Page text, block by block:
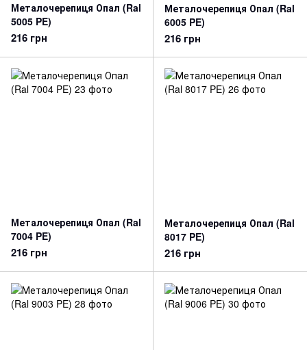
Металочерепиця Опал (Ral
5005 PE)
216 грн
Металочерепиця Опал (Ral
6005 PE)
216 грн
Металочерепиця Опал (Ral
7004 PE)
216 грн
Металочерепиця Опал (Ral
8017 PE)
216 грн